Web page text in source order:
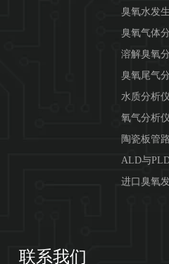
臭氧水发
臭氧气体
溶解臭氧
臭氧尾气
水质分析仪
氧气分析仪
陶瓷板管
ALD与
进口臭氧
联系我们